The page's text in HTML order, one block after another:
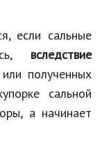
если сальные
вследствие
или полученных
сальной
а начинает